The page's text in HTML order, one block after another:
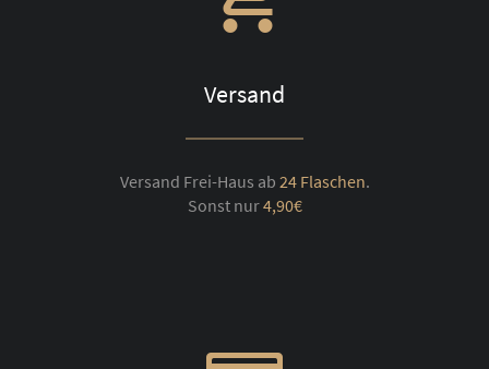
Versand
Versand Frei-Haus ab 24 Flaschen.
Sonst nur4,90€